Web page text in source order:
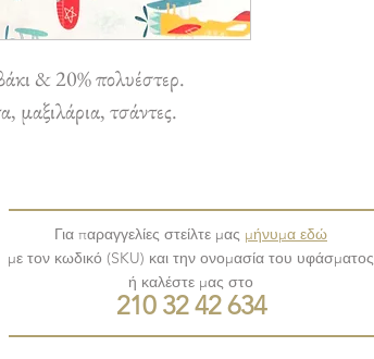
& 20% πολυέστερ.
μαξιλάρια, τσάντες.
Για παραγγελίες στείλτε μας μήνυμα εδώ
με τον κωδικό (SKU) και την ονομασία του υφάσματος
ή καλέστε μας στο
210 32 42 634